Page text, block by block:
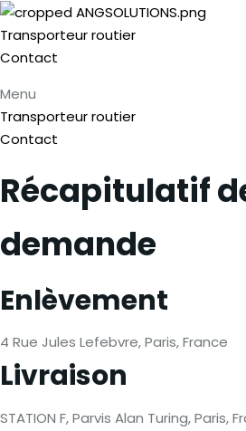
Transporteur routier
Contact
Menu
Transporteur routier
Contact
Récapitulatif
demande
Enlèvement
4 Rue Jules Lefebvre, Paris, France
Livraison
STATION F, Parvis Alan Turing, Paris,